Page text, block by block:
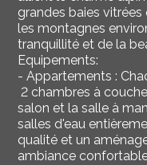
grandes baies
les montagnes
tranquillité et de la
Equipements:
- Appartements :
2 chambres à
salon et la salle à
salles d'eau
qualité et un
ambiance